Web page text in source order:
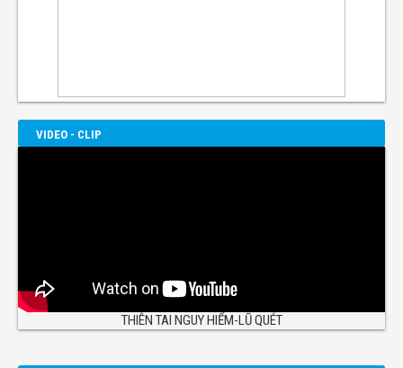
VIDEO - CLIP
THIÊN TAI NGUY HIỂM-LŨ QUÉT